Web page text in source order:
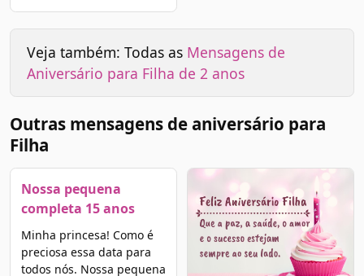
Veja também: Todas as Mensagens de
Aniversário para Filha de 2 anos
Outras mensagens de aniversário para
Filha
Nossa pequena
completa 15 anos
Minha princesa! Como é
preciosa essa data para
todos nós. Nossa pequena